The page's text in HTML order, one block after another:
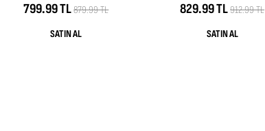
799.99 TL879.99 TL 829.99 TL912.99 TL